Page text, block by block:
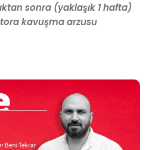
sonra (yaklaşık 1 hafta)
kavuşma arzusu